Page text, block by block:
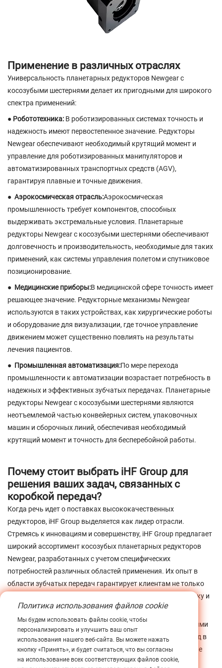
Применение в различных отраслях
Универсальность планетарных редукторов Newgear с
косозубыми шестернями делает их пригодными для широкого
спектра применений:
● Робототехника: В роботизированных системах точность и
надежность имеют первостепенное значение. Редукторы
Newgear обеспечивают необходимый крутящий момент и
управление для роботизированных манипуляторов и
автоматизированных транспортных средств (AGV),
гарантируя плавные и точные движения.
● Аэрокосмическая отрасль:Аэрокосмическая
промышленность требует компонентов, способных
выдерживать экстремальные условия. Планетарные
редукторы Newgear с косозубыми шестернями обеспечивают
долговечность и производительность, необходимые для таких
применений, как системы управления полетом и спутниковое
позиционирование.
● Медицинские приборы:В медицинской сфере точность имеет
решающее значение. Редукторные механизмы Newgear
используются в таких устройствах, как хирургические роботы
и оборудование для визуализации, где точное управление
движением может существенно повлиять на результаты
лечения пациентов.
● Промышленная автоматизация:По мере перехода
промышленности к автоматизации возрастает потребность в
надежных и эффективных зубчатых передачах. Планетарные
редукторы Newgear с косозубыми шестернями являются
неотъемлемой частью конвейерных систем, упаковочных
машин и сборочных линий, обеспечивая необходимый
крутящий момент и точность для бесперебойной работы.
Почему стоит выбрать iHF Group для
решения ваших задач, связанных с
коробкой передач?
Когда речь идет о поставках высококачественных
редукторов, iHF Group выделяется как лидер отрасли.
Стремясь к инновациям и совершенству, iHF Group предлагает
широкий ассортимент косозубых планетарных редукторов
Newgear, разработанных с учетом специфических
потребностей различных областей применения. Их опыт в
области зубчатых передач гарантирует клиентам не только
превосходную продукцию, но и исключительную поддержку и
сервис.
В заключение, планетарный редуктор Newgear с косозубыми
шестернями представляет собой значительный шаг вперед в
технологии зубчатых передач, предлагая непревзойденные
характеристики с точки зрения жесткости, точности и
Политика использования файлов cookie
Мы будем использовать файлы cookie, чтобы
персонализировать и улучшить ваш опыт
использования нашего веб-сайта. Вы можете нажать
кнопку «Принять», и будет считаться, что вы согласны
на использование всех соответствующих файлов cookie,